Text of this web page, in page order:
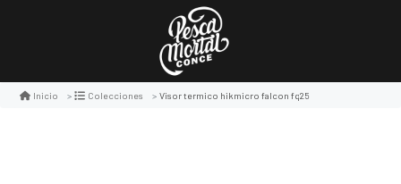
Inicio Colecciones Visor termico hikmicro falcon fq25